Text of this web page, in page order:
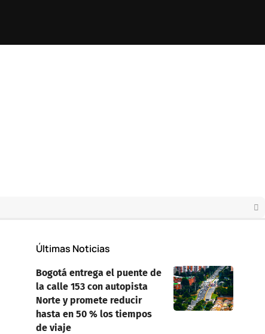
Últimas Noticias
Bogotá entrega el puente de
la calle 153 con autopista
Norte y promete reducir
hasta en 50 % los tiempos
de viaje